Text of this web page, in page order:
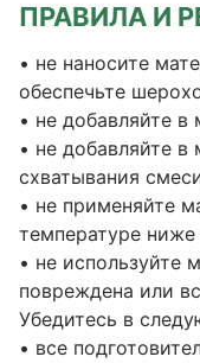
ПРАВИЛА И
• не наносите
обеспечьте
• не добавляйте
• не добавляйте в
схватывания
• не применяйте
температуре
• не используйте
повреждена или
Убедитесь в
• все